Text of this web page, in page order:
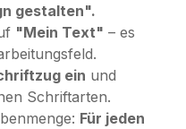
gestalten".
"Mein Text" – es
ein und
Schriftarten.
Für jeden